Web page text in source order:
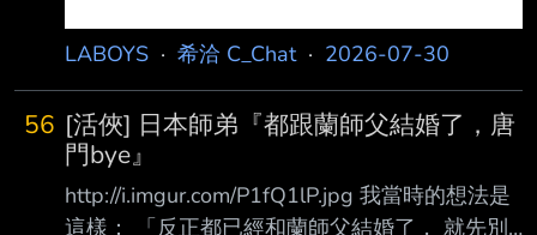
LABOYS · 希洽 C_Chat· 2026-07-30
56 [活俠] 日本師弟『都跟蘭師父結婚了，唐
門bye』
http://i.imgur.com/P1fQ1lP.jpg 我當時的想法是
這樣： 「反正都已經和蘭師父結婚了， 就先別